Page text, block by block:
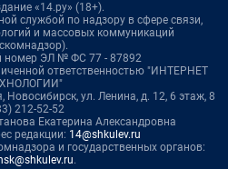
«14.ру» (18+).
службой по надзору в сфере связи,
и массовых коммуникаций
номер ЭЛ № ФС 77 - 87892
ответственностью "ИНТЕРНЕТ
Новосибирск, ул. Ленина, д. 12, 6 этаж, 8
212-52-52
Екатерина Александровна
редакции: 14@shkulev.ru
и государственных органов:
.